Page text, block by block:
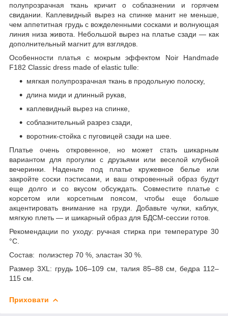
полупрозрачная ткань кричит о соблазнении и горячем
свидании. Каплевидный вырез на спинке манит не меньше,
чем аппетитная грудь с вожделенными сосками и волнующая
линия низа живота. Небольшой вырез на платье сзади — как
дополнительный магнит для взглядов.
Особенности платья с мокрым эффектом Noir Handmade
F182 Classic dress made of elastic tulle:
мягкая полупрозрачная ткань в продольную полоску,
длина миди и длинный рукав,
каплевидный вырез на спинке,
соблазнительный разрез сзади,
воротник-стойка с пуговицей сзади на шее.
Платье очень откровенное, но может стать шикарным
вариантом для прогулки с друзьями или веселой клубной
вечеринки. Наденьте под платье кружевное белье или
закройте соски пэстисами, и ваш откровенный образ будут
еще долго и со вкусом обсуждать. Совместите платье с
корсетом или корсетным поясом, чтобы еще больше
акцентировать внимание на груди. Добавьте чулки, каблук,
мягкую плеть — и шикарный образ для БДСМ-сессии готов.
Рекомендации по уходу: ручная стирка при температуре 30
°С.
Состав: полиэстер 70 %, эластан 30 %.
Размер 3XL: грудь 106–109 см, талия 85–88 см, бедра 112–
115 см.
Приховати